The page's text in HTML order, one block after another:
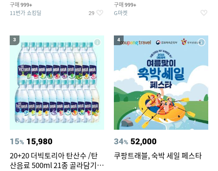
구매 999+
11번가 쇼킹딜 29
구매 999+
G마켓
3
15% 15,980
20+20 더빅토리아 탄산수 /탄
산음료 500ml 21종 골라담기
4
34% 52,000
쿠팡트래블, 숙박 세일 페스타